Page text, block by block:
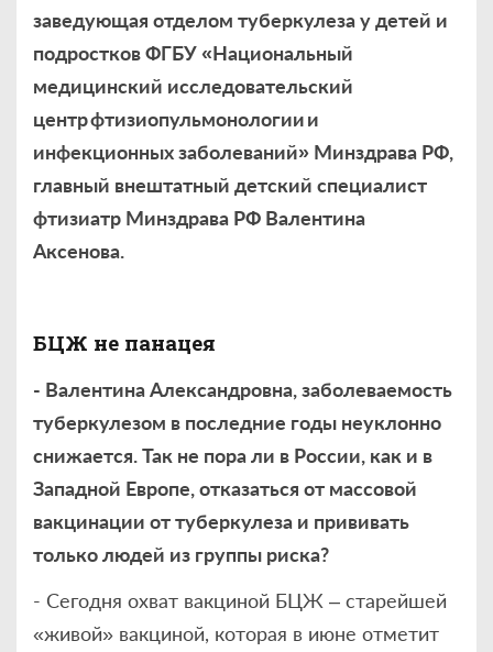
заведующая отделом туберкулеза у детей и
подростков ФГБУ «Национальный
медицинский исследовательский
центр фтизиопульмонологии и
инфекционных заболеваний» Минздрава РФ,
главный внештатный детский специалист
фтизиатр Минздрава РФ Валентина
Аксенова.
БЦЖ не панацея
- Валентина Александровна, заболеваемость
туберкулезом в последние годы неуклонно
снижается. Так не пора ли в России, как и в
Западной Европе, отказаться от массовой
вакцинации от туберкулеза и прививать
только людей из группы риска?
- Сегодня охват вакциной БЦЖ – старейшей
«живой» вакциной, которая в июне отметит